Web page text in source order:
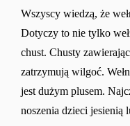
Wszyscy wiedzą, że
Dotyczy to nie tylko
chust. Chusty
zatrzymują wilgoć.
jest dużym plusem.
noszenia dzieci jesienią